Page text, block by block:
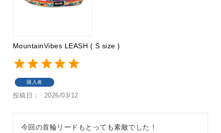
MountainVibes LEASH ( S size )
購入者
投稿日 2026/03/12
今回の首輪リードもとっても素敵でした！